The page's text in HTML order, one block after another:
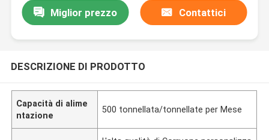
Miglior prezzo Contattici
DESCRIZIONE DI PRODOTTO
Capacità di alime
ntazione
500 tonnellata/tonnellate per Mese